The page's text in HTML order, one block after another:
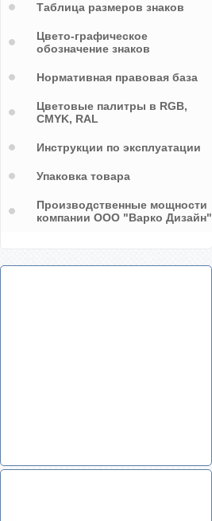
Таблица размеров знаков
Цвето-графическое
обозначение знаков
Нормативная правовая база
Цветовые палитры в RGB,
CMYK, RAL
Инструкции по эксплуатации
Упаковка товара
Производственные мощности
компании ООО "Варко Дизайн"